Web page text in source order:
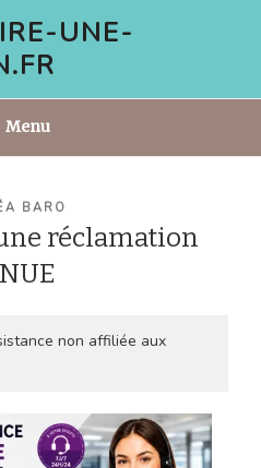
UNE-
Menu
BARO
réclamation
non affiliée aux